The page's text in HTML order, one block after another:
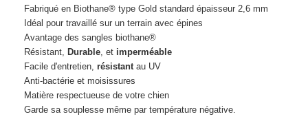
Fabriqué en Biothane® type Gold standard épaisseur 2,6 mm
Idéal pour travaillé sur un terrain avec épines
Avantage des sangles biothane®
Résistant,
Durable , et imperméable
Facile d'entretien,résistant au UV
Anti-bactérie et moisissures
Matière respectueuse de votre chien
Garde sa souplesse même par température négative.